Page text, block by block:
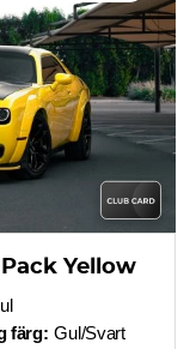
Yellow
färg: Gul/Svart